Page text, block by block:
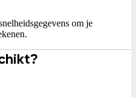
om je